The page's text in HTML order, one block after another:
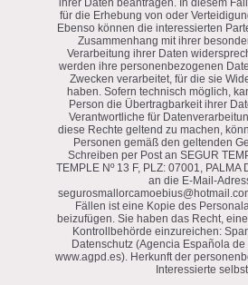
für die Erhebung von oder
Ebenso können die interessierten
Zusammenhang mit ihrer
Verarbeitung ihrer Daten
werden ihre personenbezogenen
Zwecken verarbeitet, für die sie
haben. Sofern technisch möglich,
Person die Übertragbarkeit ihrer
Verantwortliche für
diese Rechte geltend zu machen,
Personen gemäß den geltenden
Schreiben per Post an SEGUR
TEMPLE Nº 13 F, PLZ: 07001, PALMA
an die E-Mail-
Fällen ist eine Kopie des
beizufügen. Sie haben das Recht,
Kontrollbehörde einzureichen:
Datenschutz (Agencia Española de
www.agpd.es). Herkunft der
Interessierte selbst.